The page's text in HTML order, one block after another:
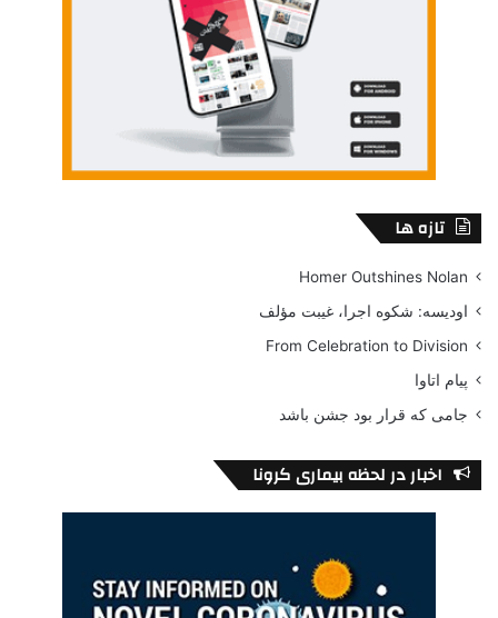
تازه ها
Homer Outshines Nolan
اودیسه: شکوه اجرا، غیبت مؤلف
From Celebration to Division
پیام اتاوا
جامی که قرار بود جشن باشد
اخبار در لحظه بیماری کرونا